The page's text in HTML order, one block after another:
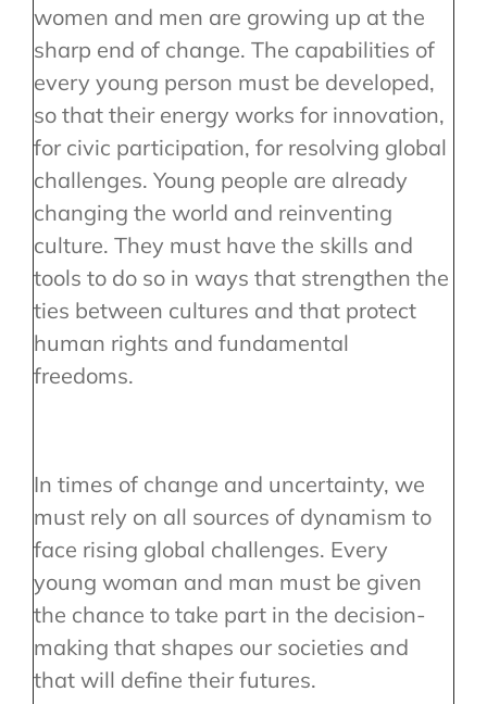
women and men are growing up at the
sharp end of change. The capabilities of
every young person must be developed,
so that their energy works for innovation,
for civic participation, for resolving global
challenges. Young people are already
changing the world and reinventing
culture. They must have the skills and
tools to do so in ways that strengthen the
ties between cultures and that protect
human rights and fundamental
freedoms.
In times of change and uncertainty, we
must rely on all sources of dynamism to
face rising global challenges. Every
young woman and man must be given
the chance to take part in the decision-
making that shapes our societies and
that will define their futures.